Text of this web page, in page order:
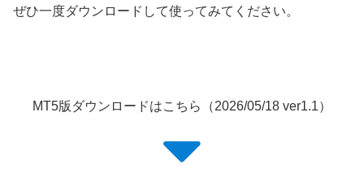
ぜひ一度ダウンロードして使ってみてください。
MT5版ダウンロードはこちら（2026/05/18 ver1.1）